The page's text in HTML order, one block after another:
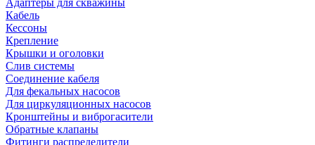
Кабель
Кессоны
Крепление
Крышки и оголовки
Слив системы
Соединение кабеля
Для фекальных насосов
Для циркуляционных насосов
Кронштейны и виброгасители
Обратные клапаны
Фитинги распределители